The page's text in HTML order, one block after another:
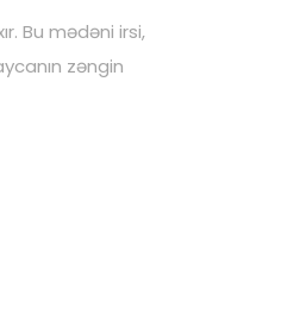
Bu mədəni irsi,
zəngin